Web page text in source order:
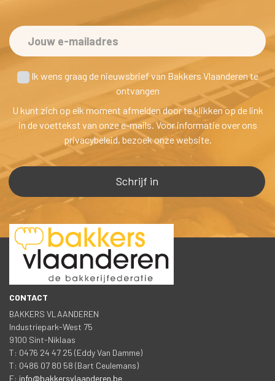
Ik wens graag de nieuwsbrief van Bakkers Vlaanderen te
ontvangen
U kunt zich op elk moment afmelden door te klikken op de link
in de voettekst van onze e-mails. Voor informatie over ons
privacybeleid, bezoek onze website.
CONTACT
BAKKERS VLAANDEREN
Industriepark-West 75
9100 Sint-Niklaa
T: 0476 24 47 25 (Eddy Van Damme)
T: 0486 07 80 58 (Bart Ceulemans)
E: info@bakkersvlaanderen.be